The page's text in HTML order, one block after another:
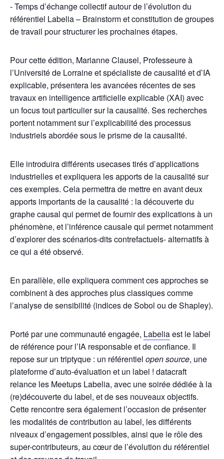
​- ​Temps d’échange collectif autour de l’évolution du
référentiel Labelia – ​Brainstorm et constitution de groupes
de travail pour structurer les prochaines étapes.
Pour cette édition, Marianne Clausel, Professeure à
l’Université de Lorraine et spécialiste de causalité et d’IA
explicable, présentera les avancées récentes de ses
travaux en intelligence artificielle explicable (XAI) avec
un focus tout particulier sur la causalité. Ses recherches
portent notamment sur l’explicabilité des processus
industriels abordée sous le prisme de la causalité.
Elle introduira différents usecases tirés d’applications
industrielles et expliquera les apports de la causalité sur
ces exemples. Cela permettra de mettre en avant deux
apports importants de la causalité : la découverte du
graphe causal qui permet de fournir des explications à un
phénomène, et l’inférence causale qui permet notamment
d’explorer des scénarios-dits contrefactuels- alternatifs à
ce qui a été observé.
En parallèle, elle expliquera comment ces approches se
combinent à des approches plus classiques comme
l’analyse de sensibilité (indices de Sobol ou de Shapley).
Porté par une communauté engagée, Labeliaest le label
de référence pour l’IA responsable et de confiance. Il
repose sur un triptyque : un référentiel open source, une
plateforme d’auto-évaluation et un label ! datacraft
relance les Meetups Labelia, avec une soirée dédiée à la
(re)découverte du label, et de ses nouveaux objectifs. ​
Cette rencontre sera également l’occasion de présenter
les modalités de contribution au label, les différents
niveaux d’engagement possibles, ainsi que le rôle des
super-contributeurs, au cœur de l’évolution du référentiel